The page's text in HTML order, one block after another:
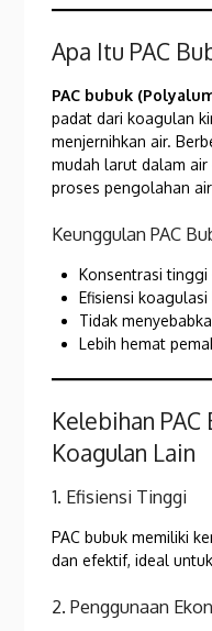
Apa Itu PAC
PAC bubuk
padat dari koagulan
menjernihkan air.
mudah larut dalam
proses pengolahan
Keunggulan PAC
Konsentrasi tinggi
Efisiensi
Tidak
Lebih hemat
Kelebihan
Koagulan Lain
1. Efisiensi Tinggi
PAC bubuk memiliki
dan efektif, ideal
2. Penggunaan